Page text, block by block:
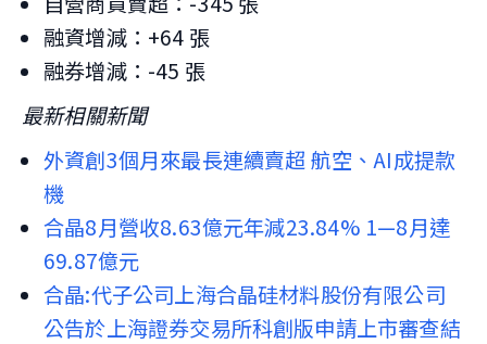
融資增減：+64 張
融券增減：-45 張
最新相關新聞
外資創3個月來最長連續賣超 航空、AI成提款
機
合晶8月營收8.63億元年減23.84% 1—8月達
69.87億元
合晶:代子公司上海合晶硅材料股份有限公司
公告於上海證券交易所科創版申請上市審查結